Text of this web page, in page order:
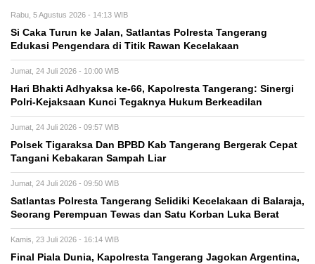
Rabu, 5 Agustus 2026 - 14:13 WIB
Si Caka Turun ke Jalan, Satlantas Polresta Tangerang
Edukasi Pengendara di Titik Rawan Kecelakaan
Jumat, 24 Juli 2026 - 10:00 WIB
Hari Bhakti Adhyaksa ke-66, Kapolresta Tangerang: Sinergi
Polri-Kejaksaan Kunci Tegaknya Hukum Berkeadilan
Jumat, 24 Juli 2026 - 09:57 WIB
Polsek Tigaraksa Dan BPBD Kab Tangerang Bergerak Cepat
Tangani Kebakaran Sampah Liar
Jumat, 24 Juli 2026 - 09:50 WIB
Satlantas Polresta Tangerang Selidiki Kecelakaan di Balaraja,
Seorang Perempuan Tewas dan Satu Korban Luka Berat
Kamis, 23 Juli 2026 - 16:14 WIB
Final Piala Dunia, Kapolresta Tangerang Jagokan Argentina,